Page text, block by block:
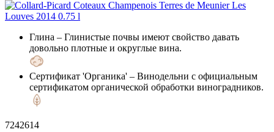
Глина – Глинистые почвы имеют свойство давать
довольно плотные и округлые вина.
Сертификат 'Органика' – Винодельни с официальным
сертификатом органической обработки виноградников.
7242614